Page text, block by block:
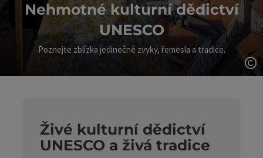
Nehmotné kulturní dědictví
UNESCO
Poznejte zblízka jedinečné zvyky, řemesla a tradice.
Živé kulturní dědictví
UNESCO a živá tradice